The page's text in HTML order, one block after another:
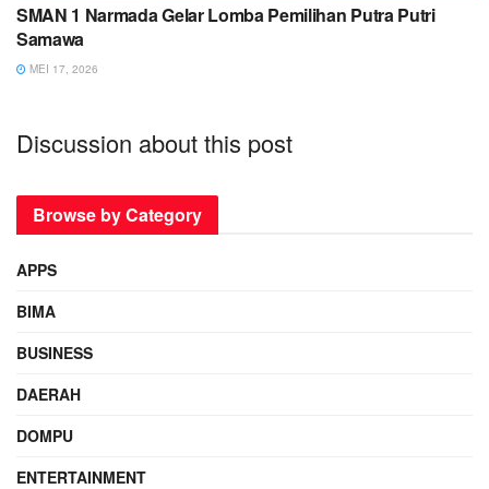
SMAN 1 Narmada Gelar Lomba Pemilihan Putra Putri
Samawa
MEI 17, 2026
Discussion about this post
Browse by Category
APPS
BIMA
BUSINESS
DAERAH
DOMPU
ENTERTAINMENT